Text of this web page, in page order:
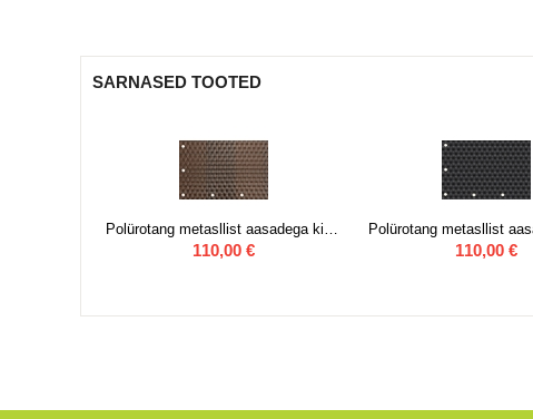
SARNASED TOOTED
110,00 € 110,00 €